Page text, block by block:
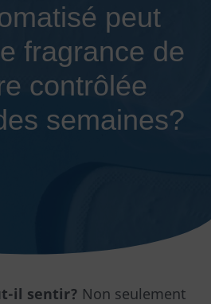
peut
fragrance de
contrôlée
semaines?
il sentir? Non seulement